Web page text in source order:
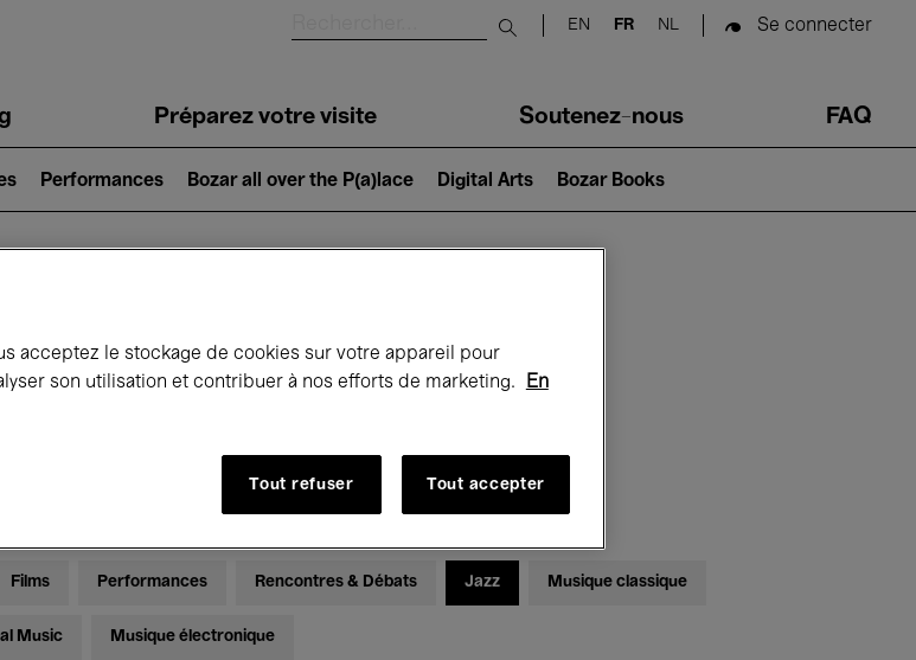
Submit search
EN FR NL Se connecter
Préparez votre visite Soutenez-nous FAQ
Performances Bozar all over the P(a)lace Digital Arts Bozar Books
passe à Bozar
- Dimanche 14 Juin 2026
Films Performances Rencontres & Débats Jazz Musique classique
Music Musique électronique
acceptez le stockage de cookies sur votre appareil pour
son utilisation et contribuer à nos efforts de marketing.
En
Tout refuser Tout accepter